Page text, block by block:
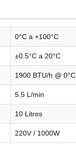
0°C a +100°C
±0.5°C a 20°C
1900 BTU/h @ 0°C
5.5 L/min
10 Litros
220V / 1000W